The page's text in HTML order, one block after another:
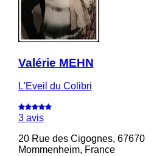
Valérie MEHN
L'Eveil du Colibri
3 avis
20 Rue des Cigognes, 67670
Mommenheim, France